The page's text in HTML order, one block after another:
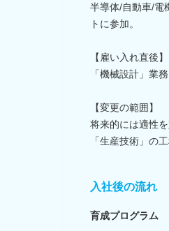
半導体/自動車/電
トに参加。
【雇い入れ直後】
「機械設計」業
【変更の範囲】
将来的には適性
「生産技術」の
入社後の流れ
育成プログラム